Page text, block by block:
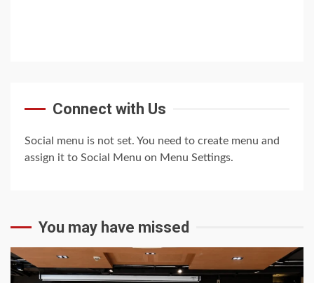
Connect with Us
Social menu is not set. You need to create menu and
assign it to Social Menu on Menu Settings.
You may have missed